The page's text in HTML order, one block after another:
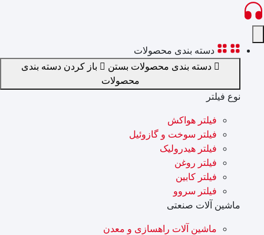
دسته بندی محصولات
دسته بندی محصولات بستن
باز کردن دسته بندی
محصولات
نوع فیلتر
فیلتر هواکش
فیلتر سوخت و گازوئیل
فیلتر هیدرولیک
فیلتر روغن
فیلتر کابین
فیلتر سروو
ماشین آلات صنعتی
ماشین آلات راهسازی و معدن